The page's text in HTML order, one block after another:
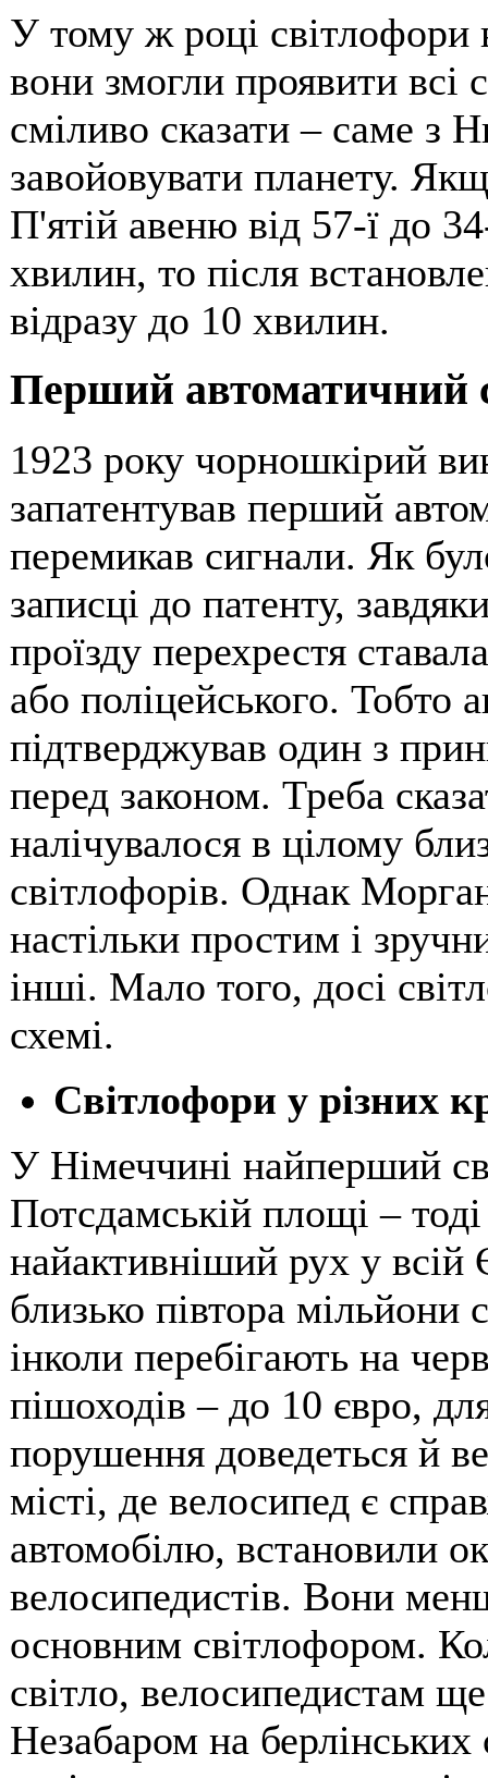
У тому ж році
вони змогли проявити
сміливо сказати – саме з
завойовувати планету.
П'ятій авеню від 57-ї до
хвилин, то після
відразу до 10 хвилин.
Перший автоматичний
1923 року чорношкірий
запатентував перший
перемикав сигнали. Як
записці до патенту,
проїзду перехрестя
або поліцейського. Тобто
підтверджував один з
перед законом. Треба
налічувалося в цілому
світлофорів. Однак
настільки простим і
інші. Мало того, досі
схемі.
Світлофори у різних
У Німеччині найперший
Потсдамській площі –
найактивніший рух у всій
близько півтора мільйони
інколи перебігають на
пішоходів – до 10 євро,
порушення доведеться й
місті, де велосипед є
автомобілю, встановили
велосипедистів. Вони
основним світлофором.
світло, велосипедистам
Незабаром на